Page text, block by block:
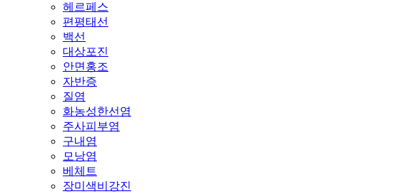
헤르페스
편평태선
백선
대상포진
안면홍조
자반증
질염
화농성한선염
주사피부염
구내염
모낭염
베체트
장미색비강진